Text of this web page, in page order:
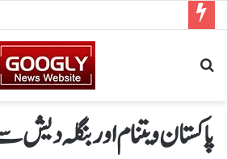
پاکستان ویتنام اور بنگلہ دیش